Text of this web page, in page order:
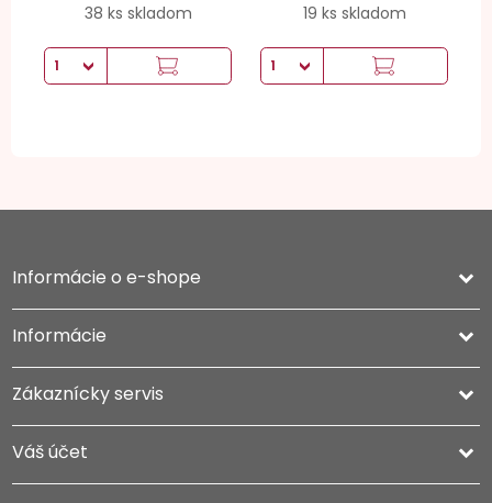
38 ks skladom 19 ks skladom
Informácie o e-shope keyboard_arrow_down
Informácie 
Zákaznícky servis 
Váš účet 